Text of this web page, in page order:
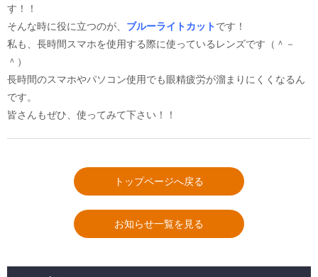
す！！
そんな時に役に立つのが、 ブルーライトカットです！
私も、長時間スマホを使用する際に使っているレンズです（＾－
＾）
長時間のスマホやパソコン使用でも眼精疲労が溜まりにくくなるん
です。
皆さんもぜひ、使ってみて下さい！！
トップページへ戻る
お知らせ一覧を見る